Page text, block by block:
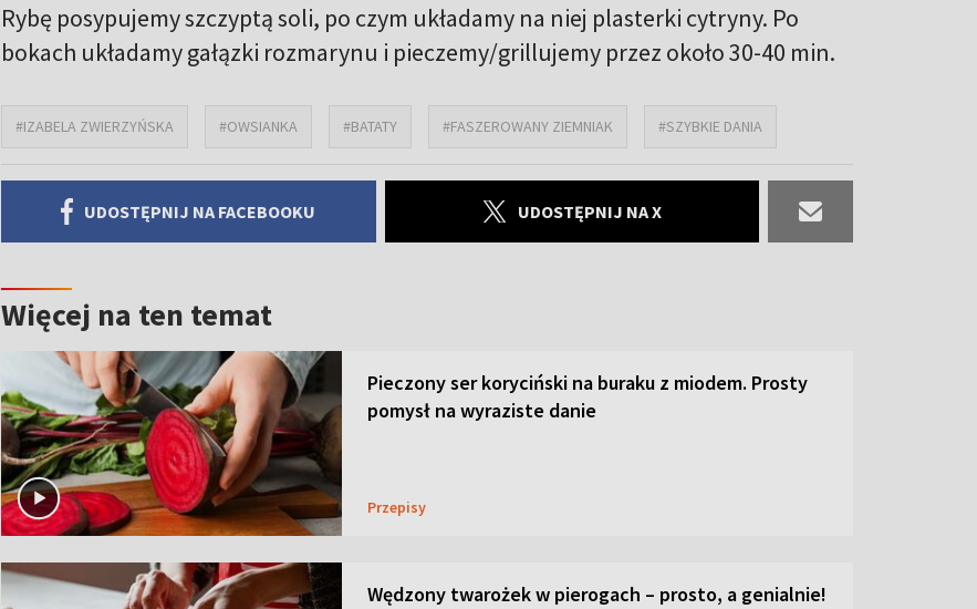
Rybę posypujemy szczyptą soli, po czym układamy na niej plasterki cytryny. Po
bokach układamy gałązki rozmarynu i pieczemy/grillujemy przez około 30-40 min.
#IZABELA ZWIERZYŃSKA #OWSIANKA #BATATY #FASZEROWANY ZIEMNIAK #SZYBKIE DANIA
UDOSTĘPNIJ NA FACEBOOKU UDOSTĘPNIJ NA X
Więcej na ten temat
Pieczony ser koryciński na buraku z miodem. Prosty
pomysł na wyraziste danie
Przepisy
Wędzony twarożek w pierogach – prosto, a genialnie!